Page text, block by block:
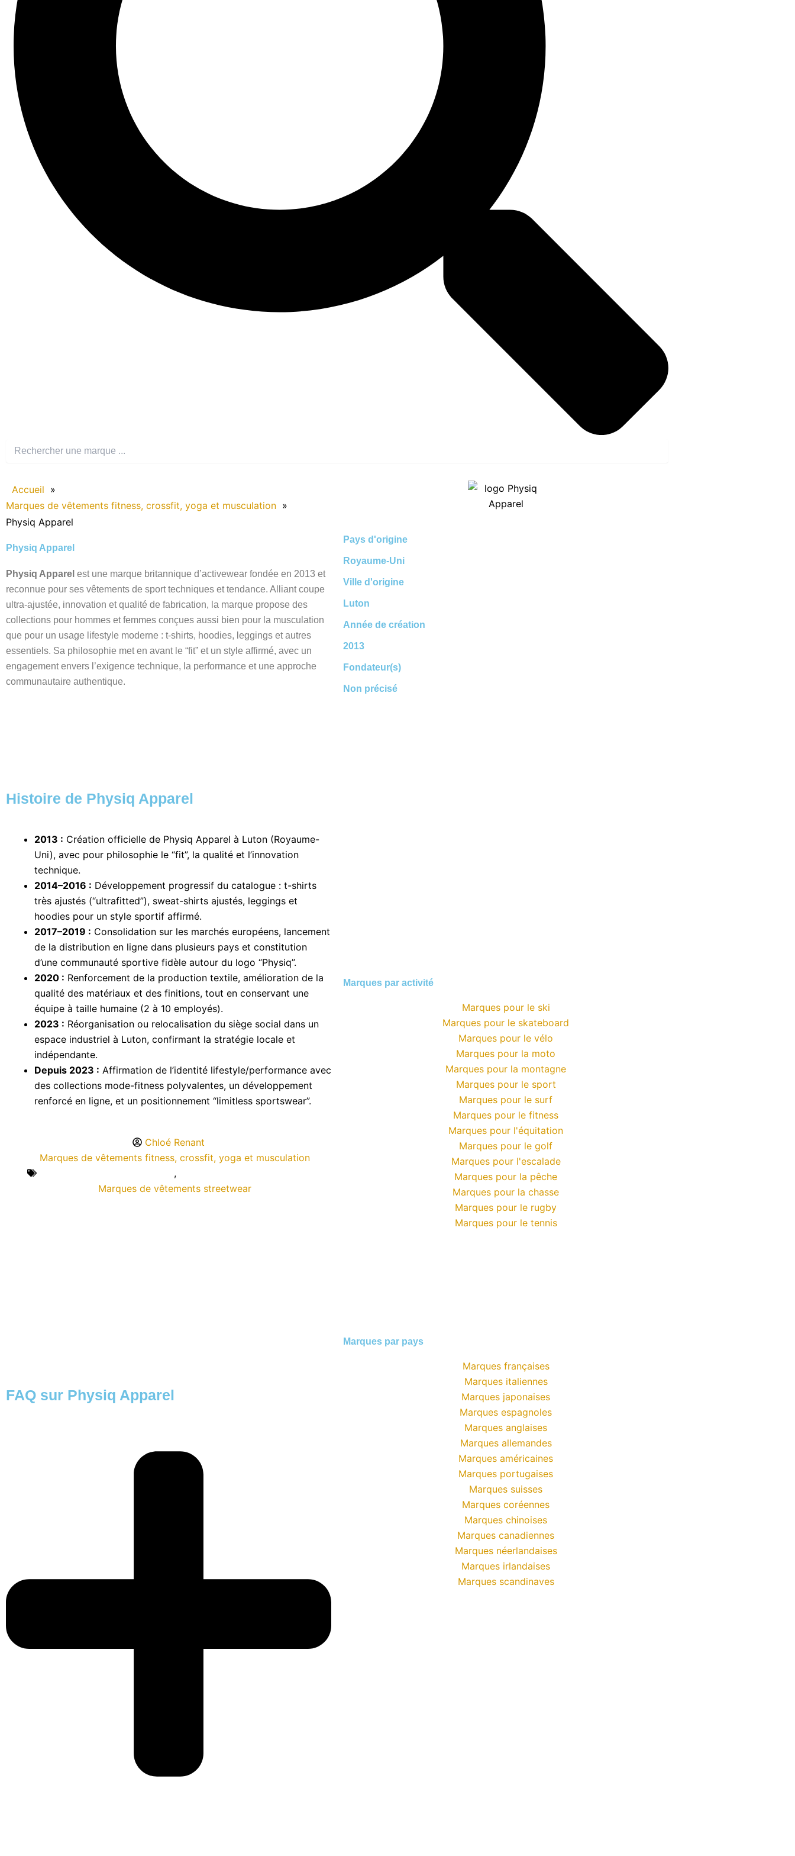
Accueil »
Marques de vêtements fitness, crossfit, yoga et musculation »
Physiq Apparel
Physiq Apparel
Physiq Apparel est une marque britannique d’activewear fondée en 2013 et
reconnue pour ses vêtements de sport techniques et tendance. Alliant coupe
ultra-ajustée, innovation et qualité de fabrication, la marque propose des
collections pour hommes et femmes conçues aussi bien pour la musculation
que pour un usage lifestyle moderne : t-shirts, hoodies, leggings et autres
essentiels. Sa philosophie met en avant le “fit” et un style affirmé, avec un
engagement envers l’exigence technique, la performance et une approche
communautaire authentique.
Pays d'origine
Royaume-Uni
Ville d'origine
Luton
Année de création
2013
Fondateur(s)
Non précisé
Histoire de Physiq Apparel
2013 : Création officielle de Physiq Apparel à Luton (Royaume-
Uni), avec pour philosophie le “fit”, la qualité et l’innovation
technique.
2014–2016 : Développement progressif du catalogue : t-shirts
très ajustés (“ultrafitted”), sweat-shirts ajustés, leggings et
hoodies pour un style sportif affirmé.
2017–2019 : Consolidation sur les marchés européens, lancement
de la distribution en ligne dans plusieurs pays et constitution
d’une communauté sportive fidèle autour du logo “Physiq”.
2020 : Renforcement de la production textile, amélioration de la
qualité des matériaux et des finitions, tout en conservant une
équipe à taille humaine (2 à 10 employés).
2023 : Réorganisation ou relocalisation du siège social dans un
espace industriel à Luton, confirmant la stratégie locale et
indépendante.
Depuis 2023 : Affirmation de l’identité lifestyle/performance avec
des collections mode-fitness polyvalentes, un développement
renforcé en ligne, et un positionnement “limitless sportswear”.
Chloé Renant
Marques de vêtements fitness, crossfit, yoga et musculation
,
Marques de vêtements streetwear
FAQ sur Physiq Apparel
Marques par activité
Marques pour le ski
Marques pour le skateboard
Marques pour le vélo
Marques pour la moto
Marques pour la montagne
Marques pour le sport
Marques pour le surf
Marques pour le fitness
Marques pour l'équitation
Marques pour le golf
Marques pour l'escalade
Marques pour la pêche
Marques pour la chasse
Marques pour le rugby
Marques pour le tennis
Marques par pays
Marques françaises
Marques italiennes
Marques japonaises
Marques espagnoles
Marques anglaises
Marques allemandes
Marques américaines
Marques portugaises
Marques suisses
Marques coréennes
Marques chinoises
Marques canadiennes
Marques néerlandaises
Marques irlandaises
Marques scandinaves